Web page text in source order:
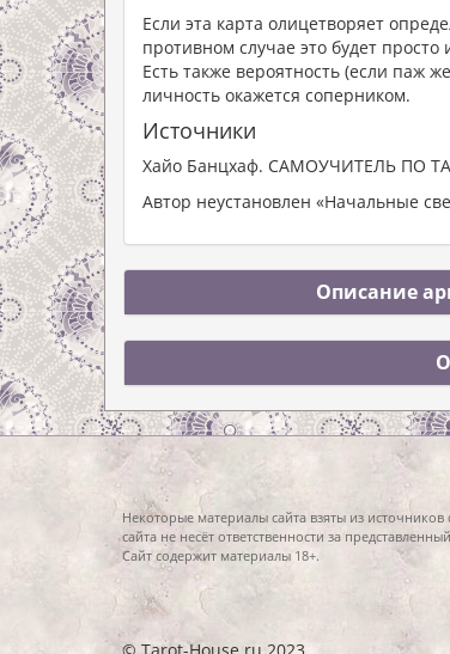
Если эта карта олицетворяет
противном случае это будет
Есть также вероятность (если паж
личность окажется соперником.
Источники
Хайо Банцхаф. САМОУЧИТЕЛЬ ПО
Автор неустановлен «Начальные
Описание
Некоторые материалы сайта взяты из
сайта не несёт ответственности за
Сайт содержит материалы 18+.